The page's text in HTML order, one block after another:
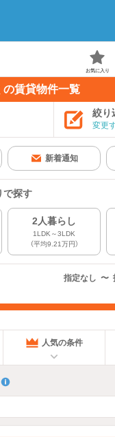
お気に入り
の賃貸物件一覧
絞り
変更
新着通知
で探す
2人暮らし
1LDK～3LDK
（平均9.21万円）
指定なし 〜
指定した賃料で絞り込む
人気の条件